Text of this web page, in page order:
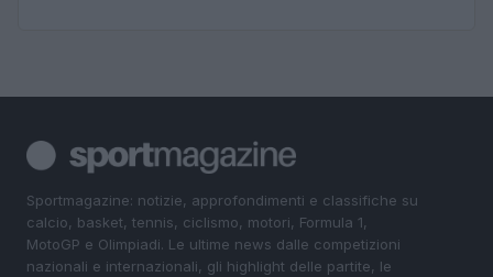
Sportmagazine: notizie, approfondimenti e classifiche su
calcio, basket, tennis, ciclismo, motori, Formula 1,
MotoGP e Olimpiadi. Le ultime news dalle competizioni
nazionali e internazionali, gli highlight delle partite, le